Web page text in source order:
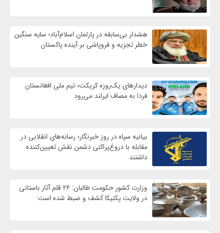
هشدار بی‌سابقه در پارلمان اسلام‌آباد؛ سایه سنگین
خطر تجزیه و فروپاشی بر آینده پاکستان
دیدارهای یک‌روزه کریکت؛ تیم ملی افغانستان
فردا به مصاف ایرلند می‌رود
بیانیه سپاه در روز خبرنگار؛ رسانه‌های انقلابی در
مقابله با دروغ‌پراکنی دشمن نقش تعیین‌کننده
داشتند
وزارت کشور حکومت طالبان: ۲۶ قلم آثار باستانی
در ولایت پکتیکا کشف و ضبط شده است